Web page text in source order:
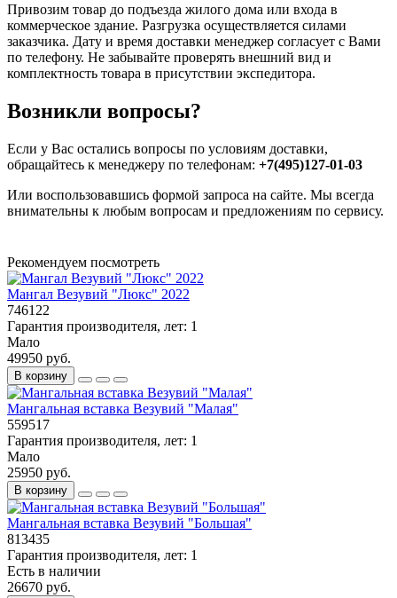
Привозим товар до подъезда жилого дома или входа в
коммерческое здание. Разгрузка осуществляется силами
заказчика. Дату и время доставки менеджер согласует с Вами
по телефону. Не забывайте проверять внешний вид и
комплектность товара в присутствии экспедитора.
Возникли вопросы?
Если у Вас остались вопросы по условиям доставки,
обращайтесь к менеджеру по телефонам: +7(495)127-01-03
Или воспользовавшись формой запроса на сайте. Мы всегда
внимательны к любым вопросам и предложениям по сервису.
Рекомендуем посмотреть
Мангал Везувий "Люкс" 2022
746122
Гарантия производителя, лет: 1
Мало
49950 руб.
В корзину
Мангальная вставка Везувий "Малая"
559517
Гарантия производителя, лет: 1
Мало
25950 руб.
В корзину
Мангальная вставка Везувий "Большая"
813435
Гарантия производителя, лет: 1
Есть в наличии
26670 руб.